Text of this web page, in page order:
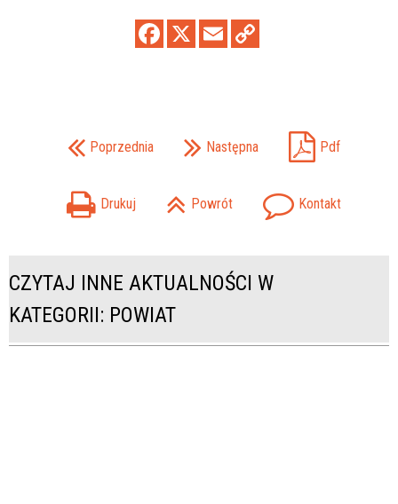
Poprzednia Następna Pdf
Drukuj Powrót Kontakt
CZYTAJ INNE AKTUALNOŚCI W
KATEGORII: POWIAT